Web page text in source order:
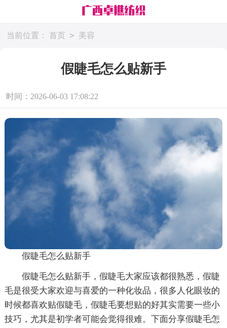
当前位置： 首页 > 美容
假睫毛怎么贴新手
时间：2026-06-03 17:08:22
假睫毛怎么贴新手
假睫毛怎么贴新手，假睫毛大家应该都很熟悉，假睫
毛是很受大家欢迎与喜爱的一种化妆品，很多人化眼妆的
时候都喜欢贴假睫毛，假睫毛要想贴的好其实需要一些小
技巧，尤其是初学者可能会觉得很难。下面分享假睫毛怎